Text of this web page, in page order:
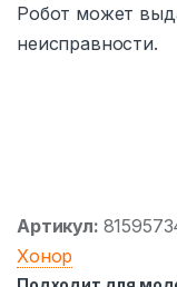
Робот может
неисправности.
Артикул:
Хонор